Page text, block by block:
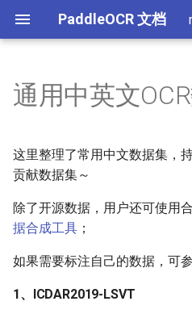
PaddleOCR 文档
在
化
索
引
使用教程
PP-OCRv6简介
使用教程
PP-StructureV3简介
使用教程
PP-ChatOCRv4简介
使用教程
PaddleOCR-VL-1.5简介
PaddleOCR-VL简介
PaddleOCR-VL NVIDIA
Blackwell 架构 GPU 使用教程
使用教程
本地推理
服务化
其它
MCP 服务器
Agent Skills
模块概述
文档图像方向分类模块
公式识别模块
版面区域检测模块
产线概述
公式识别产线
文档理解产线
印章文本识别产线
X-AnyLabeling 文档解析
其它数据标注工具
数据合成工具
1、ICDAR2019-LSVT
2、ICDAR2017-RCTW-17
4、中文文档文字识别
5、ICDAR2019-ArT
PaddleOCR 多硬件使用指南
昇腾 NPU 飞桨安装教程
PaddleOCR 与 PaddleX
PaddleOCR 3.x 升级说明
概述
快速开始
模型列表
基于Python预测引擎推理
Visual Studio 2019
服务化部署
社区贡献
附录
通用中英文
这里整理了常用中文数据集，
贡献数据集～
除了开源数据，用户还可使用
据合成工具 ；
如果需要标注自己的数据，可
1、ICDAR2019-LSVT